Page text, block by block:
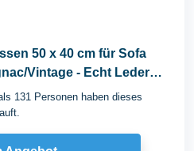
50 x 40 cm für Sofa
Vintage - Echt Leder
131 Personen haben dieses